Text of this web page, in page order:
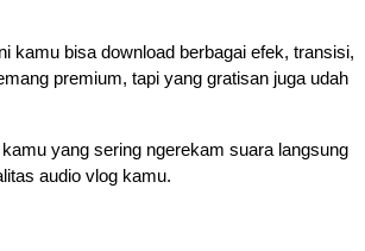
kamu bisa download berbagai efek, transisi,
premium, tapi yang gratisan juga udah
yang sering ngerekam suara langsung
audio vlog kamu.